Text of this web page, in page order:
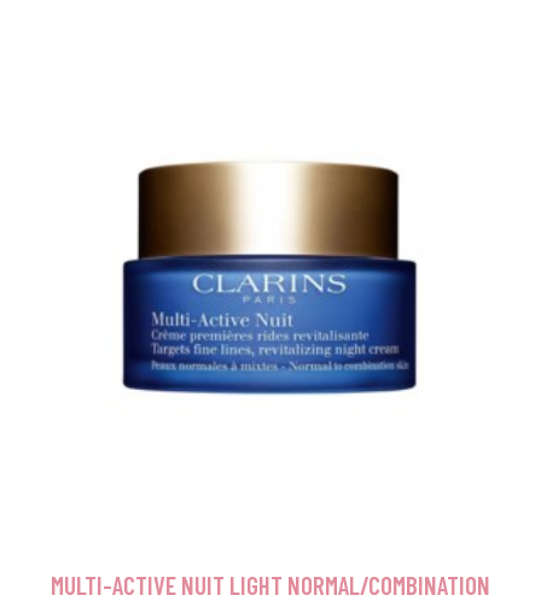
MULTI-ACTIVE NUIT LIGHT NORMAL/COMBINATION